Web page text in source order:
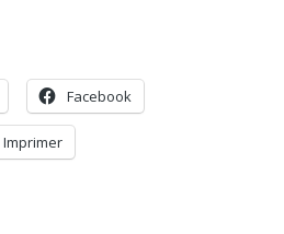
Facebook
Imprimer